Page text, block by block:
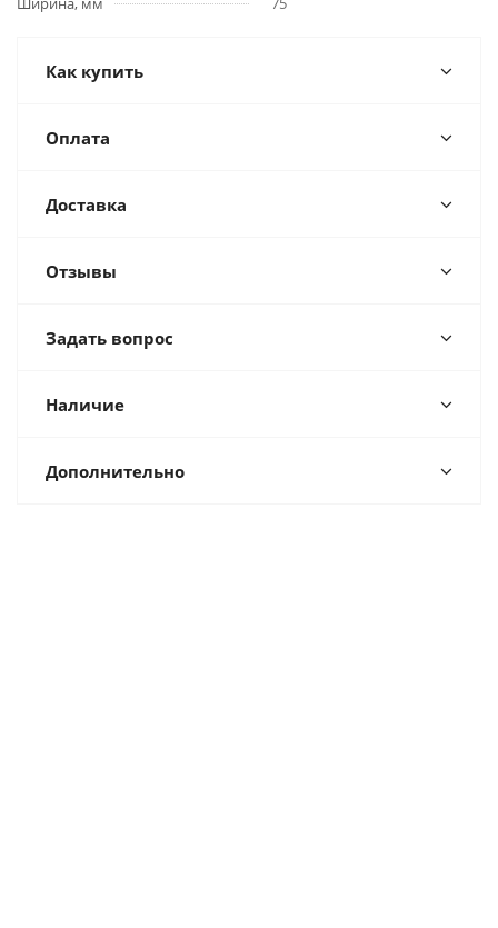
Как купить
Оплата
Доставка
Отзывы
Задать вопрос
Наличие
Дополнительно